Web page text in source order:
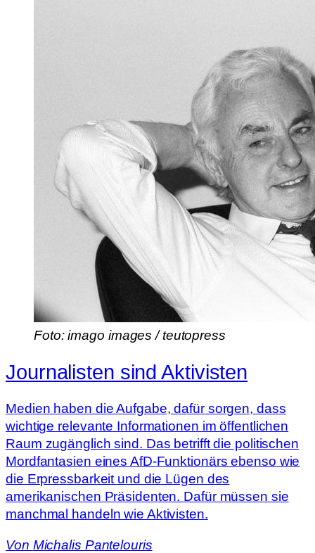
Foto: imago images / teutopress
Journalisten sind Aktivisten
Medien haben die Aufgabe, dafür sorgen, dass
wichtige relevante Informationen im öffentlichen
Raum zugänglich sind. Das betrifft die politischen
Mordfantasien eines AfD-Funktionärs ebenso wie
die Erpressbarkeit und die Lügen des
amerikanischen Präsidenten. Dafür müssen sie
manchmal handeln wie Aktivisten.
Von Michalis Pantelouris